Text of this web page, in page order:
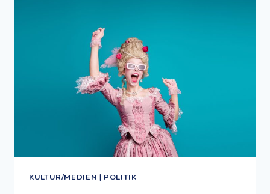
DIE
TOTAL
VERHEXTE
ZEITREISE
KULTUR/MEDIEN | POLITIK